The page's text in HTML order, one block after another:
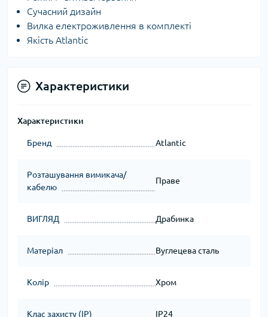
Сучасний дизайн
Вилка електроживлення в комплекті
Якість Atlantic
Характеристики
Характеристики
Бренд Atlantic
Розташування вимикача/
кабелю
Праве
ВИГЛЯД Драбинка
Матеріал Вуглецева сталь
Колір Хром
Клас захисту (IP) IP24